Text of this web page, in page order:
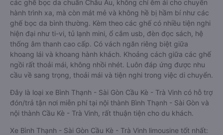
các ghế bọc da chuẩn Châu Âu, không chỉ êm ái cho chuyến
hành trình xa, mà còn mát mẻ và không hề bị hầm bí như các
ghế bọc da bình thường. Kèm theo các ghế có nhiều tiện nghi
hiện đại như ti-vi, tủ lạnh mini, ổ cắm usb, đèn đọc sách, hệ
thống âm thanh cao cấp. Có vách ngăn riêng biệt giữa
khoang lái và khoang hành khách. Khoảng cách giữa các ghế
ngồi rất thoải mái, không nhồi nhét. Luôn đáp ứng được nhu
cầu về sang trọng, thoải mái và tiện nghi trong việc di chuyển.
Đây là loại xe Bình Thạnh - Sài Gòn Cầu Kè - Trà Vinh có hỗ trợ
đón/trả tận nơi miễn phí tại nội thành Bình Thạnh - Sài Gòn và
nội thành Cầu Kè - Trà Vinh, rất thuận tiện cho du khách.
Xe Bình Thạnh - Sài Gòn Cầu Kè - Trà Vinh limousine tốt nhất: